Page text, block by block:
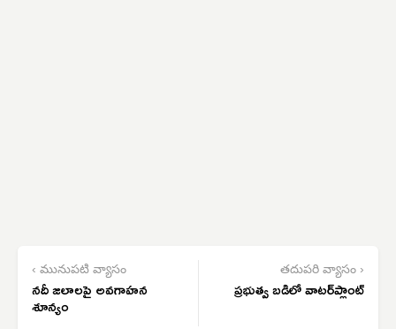
‹ మునుపటి వ్యాసం
నదీ జలాలపై అవగాహన
శూన్యం
తదుపరి వ్యాసం ›
ప్రభుత్వ బడిలో వాటర్‌ప్లాంట్